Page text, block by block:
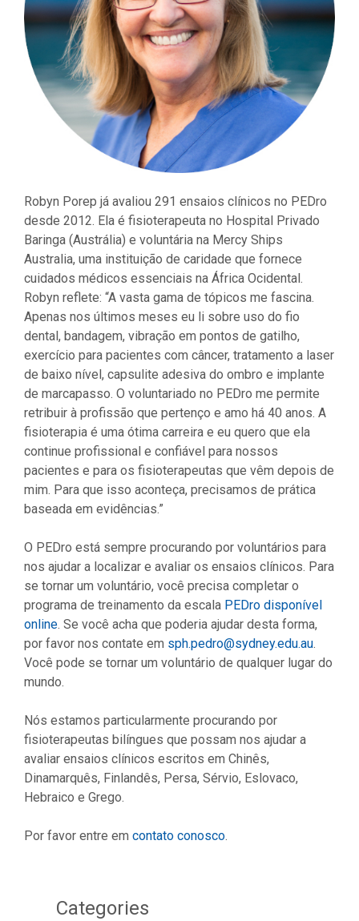
Robyn Porep já avaliou 291 ensaios clínicos no PEDro
desde 2012. Ela é fisioterapeuta no Hospital Privado
Baringa (Austrália) e voluntária na Mercy Ships
Australia, uma instituição de caridade que fornece
cuidados médicos essenciais na África Ocidental.
Robyn reflete: “A vasta gama de tópicos me fascina.
Apenas nos últimos meses eu li sobre uso do fio
dental, bandagem, vibração em pontos de gatilho,
exercício para pacientes com câncer, tratamento a laser
de baixo nível, capsulite adesiva do ombro e implante
de marcapasso. O voluntariado no PEDro me permite
retribuir à profissão que pertenço e amo há 40 anos. A
fisioterapia é uma ótima carreira e eu quero que ela
continue profissional e confiável para nossos
pacientes e para os fisioterapeutas que vêm depois de
mim. Para que isso aconteça, precisamos de prática
baseada em evidências.”
O PEDro está sempre procurando por voluntários para
nos ajudar a localizar e avaliar os ensaios clínicos. Para
se tornar um voluntário, você precisa completar o
programa de treinamento da escala PEDro disponível
online. Se você acha que poderia ajudar desta forma,
por favor nos contate em sph.pedro@sydney.edu.au.
Você pode se tornar um voluntário de qualquer lugar do
mundo.
Nós estamos particularmente procurando por
fisioterapeutas bilíngues que possam nos ajudar a
avaliar ensaios clínicos escritos em Chinês,
Dinamarquês, Finlandês, Persa, Sérvio, Eslovaco,
Hebraico e Grego.
Por favor entre em contato conosco.
Categories